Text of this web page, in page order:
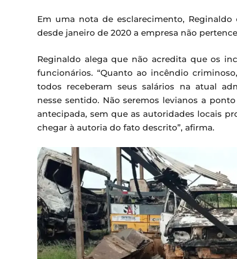
Em uma nota de esclarecimento,
desde janeiro de 2020 a empresa não
Reginaldo alega que não acredita que os
funcionários. “Quanto ao incêndio
todos receberam seus salários na atual
nesse sentido. Não seremos levianos a
antecipada, sem que as autoridades locais
chegar à autoria do fato descrito”, afirma.